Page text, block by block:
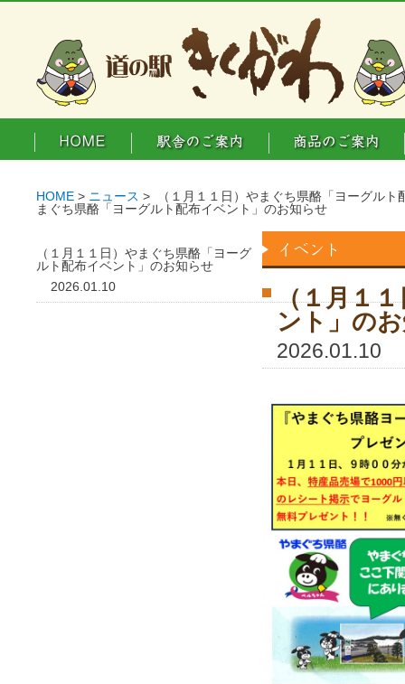
HOME > ニュース > （１月１１日）やまぐち県酪「ヨーグルト
まぐち県酪「ヨーグルト配布イベント」のお知らせ
（１月１
ント」の
2026.01.10
（１月１１日）やまぐち県酪「ヨーグ
ルト配布イベント」のお知らせ
2026.01.10